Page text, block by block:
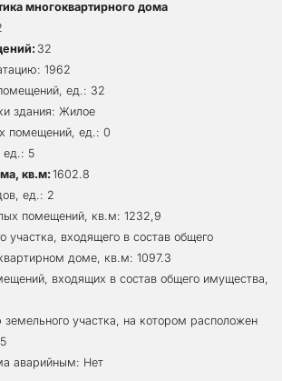
многоквартирного дома
32
1962
ед.: 32
здания: Жилое
помещений, ед.: 0
ед.: 5
кв.м: 1602.8
ед.: 2
помещений, кв.м: 1232,9
участка, входящего в состав общего
доме, кв.м: 1097.3
входящих в состав общего имущества,
участка, на котором расположен
аварийным: Нет